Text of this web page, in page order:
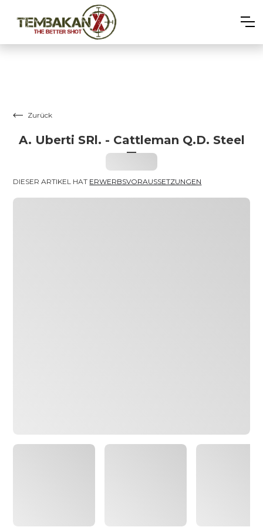
Zurück
A. Uberti SRl. - Cattleman Q.D. Steel
–
DIESER ARTIKEL HAT ERWERBSVORAUSSETZUNGEN